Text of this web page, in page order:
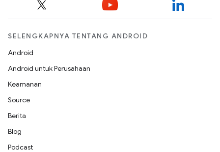
SELENGKAPNYA TENTANG ANDROID
Android
Android untuk Perusahaan
Keamanan
Source
Berita
Blog
Podcast